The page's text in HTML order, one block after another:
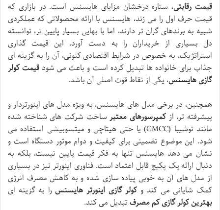
قیمت رقابتی، ستاره درخشان مزایای هایسنس است. در بازاری که
قیمت حرف اول را می زند، هایسنس با ارائه محصولاتی که عملکردی
شبیه به برندهای گران تر دارند، اما با بهایی بسیار پایین تر، توانسته
دل بسیاری از خریداران را به دست آورد. این قیمت گذاری
استراتژیک، به خصوص در شرایط اقتصادی کنونی، آن را به گزینه ای
جذاب برای خانواده ها تبدیل کرده است و باعث می شود قیمت کولر
گازی هایسنس، یکی از نقاط قوت اصلی آن باشد.
همچنین، در برخی مدل های هایسنس، به ویژه مدل های اینورتردار و
پیشرفته تر، از کمپرسورهای معتبرساخت شرکت های شناخته شده
مانند توشیبا (GMCC) یا حتی هیتاچی و میتسوبیشی استفاده می
شود. این موضوع تضمینی برای کیفیت و دوام موتور دستگاه است و
نشان می دهد هایسنس تنها به فکر قیمت پایین نیست، بلکه به
دنبال ارائه یک پکیج قابل اعتماد است. فناوری اینورتر نیز در بسیاری
از مدل های آن به خوبی پیاده سازی شده و به کاهش مصرف انرژی
کمک شایانی می کند و کولر گازی اینورتر هایسنسرا به گزینه ای
بهترین کولر گازی کم مصرفتبدیل می کند.